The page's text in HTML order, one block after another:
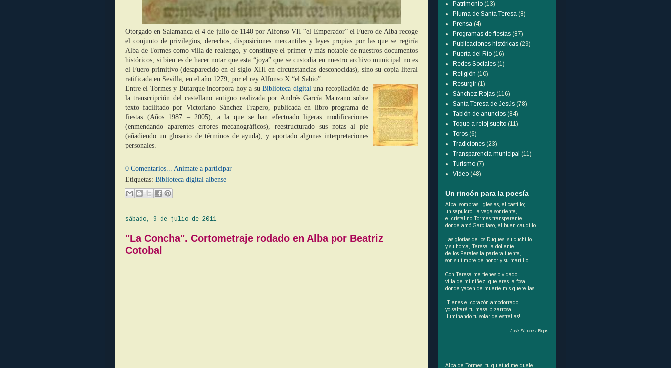
Otorgado en Salamanca el 4 de julio de 1140 por Alfonso VII “el Emperador” el Fuero de Alba recoge
el conjunto de privilegios, derechos, disposiciones mercantiles y leyes propias por las que se regiría
Alba de Tormes como villa de realengo, y constituye el primer y más notable de nuestros documentos
históricos, si bien es de hacer notar que esta “joya” que se custodia en nuestro archivo municipal no es
el Fuero primitivo (desaparecido en el siglo XIII en circunstancias desconocidas), sino su copia literal
ratificada en Sevilla, en el año 1279, por el rey Alfonso X “el Sabio”.
Entre el Tormes y Butarque incorpora hoy a suBiblioteca digitaluna recopilación de
la transcripción del castellano antiguo realizada por Andrés García Manzano sobre
texto facilitado por Victoriano Sánchez Trapero, publicada en libro programa de
fiestas (Años 1987 – 2005), a la que se han efectuado ligeras modificaciones
(enmendando aparentes errores mecanográficos), reestructurado sus notas al pie
(añadiendo un glosario de términos de ayuda), y aportado algunas interpretaciones
personales.
0 Comentarios... Animate a participar
Etiquetas: Biblioteca digital albense
sábado, 9 de julio de 2011
"La Concha". Cortometraje rodado en Alba por Beatriz
Cotobal
Patrimonio (13)
Pluma de Santa Teresa (8)
Prensa (4)
Programas de fiestas (87)
Publicaciones históricas (29)
Puerta del Río (16)
Redes Sociales (1)
Religión (10)
Resurgir (1)
Sánchez Rojas (116)
Santa Teresa de Jesús (78)
Tablón de anuncios (84)
Toque a reloj suelto (11)
Toros (6)
Tradiciones (23)
Transparencia municipal (11)
Turismo (7)
Video (48)
Un rincón para la poesía
Alba, sombras, iglesias, el castillo;
un sepulcro, la vega sonriente,
el cristalino Tormes transparente,
donde amó Garcilaso, el buen caudillo.
Las glorias de los Duques, su cuchillo
y su horca, Teresa la doliente,
de los Perales la parlera fuente,
son su timbre de honor y su martillo.
Con Teresa me tienes olvidado,
villa de mi niñez, que eres la fosa,
donde yacen de muerte mis querellas...
¡Tienes el corazón amodorrado,
yo saltaré tu masa pizarrosa
iluminando tu solar de estrellas!
José Sánchez Rojas
Alba de Tormes, tu quietud me duele